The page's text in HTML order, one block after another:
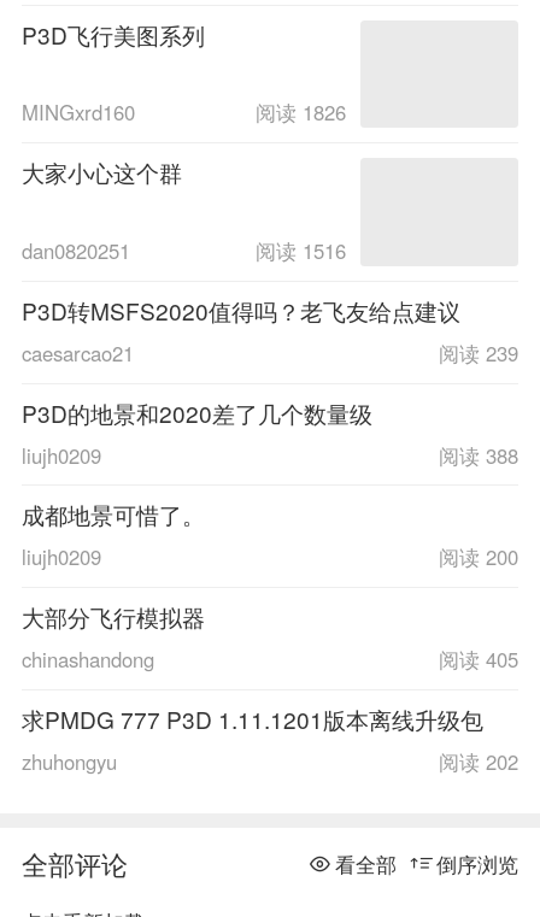
P3D飞行美图系列
MINGxrd160 阅读 1826
大家小心这个群
dan0820251 阅读 1516
P3D转MSFS2020值得吗？老飞友给点建议
caesarcao21 阅读 239
P3D的地景和2020差了几个数量级
liujh0209 阅读 388
成都地景可惜了。
liujh0209 阅读 200
大部分飞行模拟器
chinashandong 阅读 405
求PMDG 777 P3D 1.11.1201版本离线升级包
zhuhongyu 阅读 202
全部评论 倒序浏览
看全部